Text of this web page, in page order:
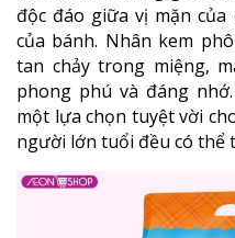
độc đáo giữa vị mặn
của bánh. Nhân kem
tan chảy trong miệng,
phong phú và đáng
một lựa chọn tuyệt vời
người lớn tuổi đều có thể